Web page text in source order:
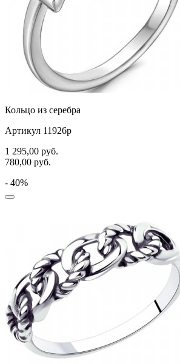
Кольцо из серебра
Артикул 11926р
1 295,00 руб.
780,00 руб.
- 40%